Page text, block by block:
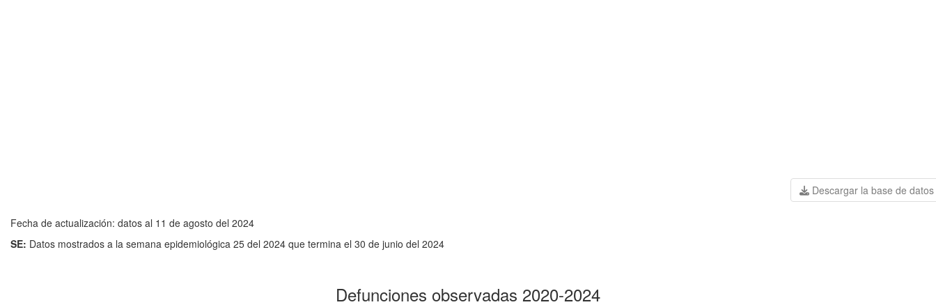
Descargar la base de datos
Fecha de actualización: datos al 11 de agosto del 2024
SE: Datos mostrados a la semana epidemiológica 25 del 2024 que termina el 30 de junio del 2024
Defunciones observadas 2020-2024